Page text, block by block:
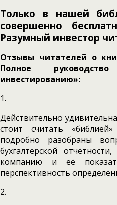
Только в нашей
совершенно
Разумный инвестор
Отзывы читателей о
Полное
инвестированию»:
1.
Действительно
стоит считать
подробно разобраны
бухгалтерской
компанию и её
перспективность
2.